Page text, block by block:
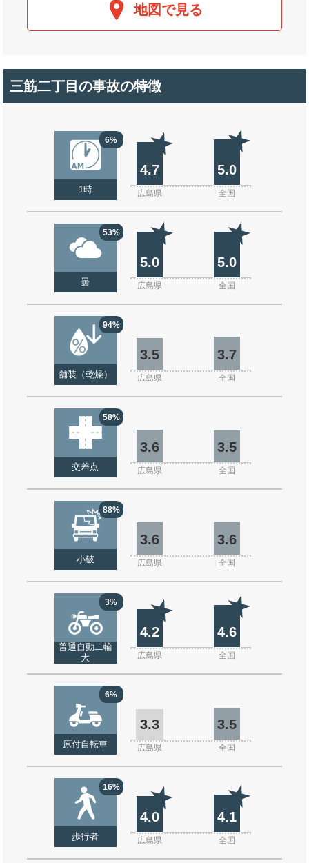
地図で見る
三筋二丁目の事故の特徴
6%
1時
4.7 5.0
広島県 全国
53%
曇
5.0 5.0
広島県 全国
94%
舗装（乾燥）
3.5 3.7
広島県 全国
58%
交差点
3.6 3.5
広島県 全国
88%
小破
3.6 3.6
広島県 全国
3%
普通自動二輪
大
4.2 4.6
広島県 全国
6%
原付自転車
3.3 3.5
広島県 全国
16%
歩行者
4.0 4.1
広島県 全国